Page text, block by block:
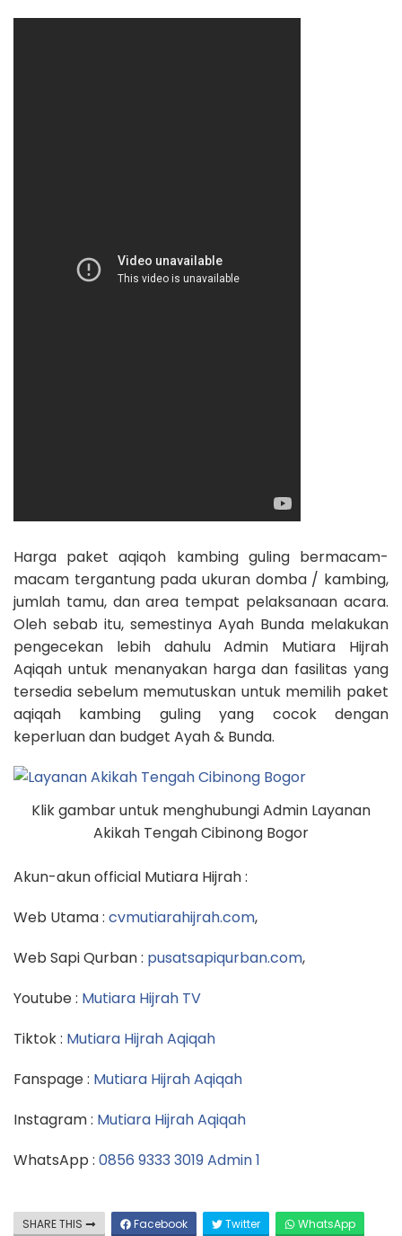
Harga paket aqiqoh kambing guling bermacam-
macam tergantung pada ukuran domba / kambing,
jumlah tamu, dan area tempat pelaksanaan acara.
Oleh sebab itu, semestinya Ayah Bunda melakukan
pengecekan lebih dahulu Admin Mutiara Hijrah
Aqiqah untuk menanyakan harga dan fasilitas yang
tersedia sebelum memutuskan untuk memilih paket
aqiqah kambing guling yang cocok dengan
keperluan dan budget Ayah & Bunda.
Klik gambar untuk menghubungi Admin Layanan
Akikah Tengah Cibinong Bogor
Akun-akun official Mutiara Hijrah :
Web Utama : cvmutiarahijrah.com,
Web Sapi Qurban : pusatsapiqurban.com,
Youtube : Mutiara Hijrah TV
Tiktok : Mutiara Hijrah Aqiqah
Fanspage : Mutiara Hijrah Aqiqah
Instagram : Mutiara Hijrah Aqiqah
WhatsApp : 0856 9333 3019 Admin 1
SHARE THIS Facebook Twitter WhatsApp